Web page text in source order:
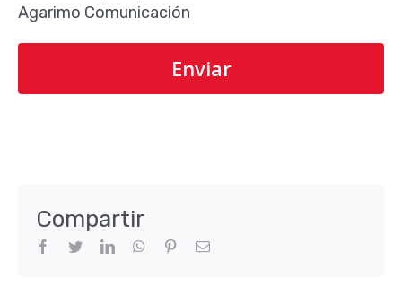
Agarimo Comunicación
Compartir
Facebook
TwitterLinkedIn
WhatsApp
Pinterest
Correo